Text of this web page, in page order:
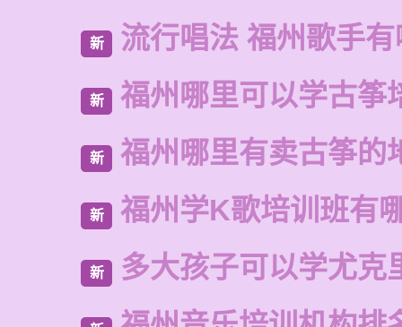
新 流行唱法 福州歌手
新 福州哪里可以学古筝
新 福州哪里有卖古筝的
新 福州学K歌培训班有
新 多大孩子可以学尤克